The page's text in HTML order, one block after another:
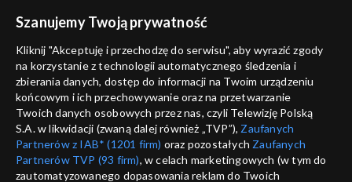
ANULUJ
informacje o dostawcy usług
Szanujemy Twoją prywatność
Kliknij "Akceptuję i przechodzę do serwisu", aby wyrazić zgody
na korzystanie z technologii automatycznego śledzenia i
zbierania danych, dostęp do informacji na Twoim urządzeniu
końcowym i ich przechowywanie oraz na przetwarzanie
Twoich danych osobowych przez nas, czyli Telewizję Polską
S.A. w likwidacji (zwaną dalej również „TVP”), Zaufanych
Partnerów z IAB* (1201 firm) oraz pozostałych Zaufanych
Partnerów TVP (93 firm), w celach marketingowych (w tym do
zautomatyzowanego dopasowania reklam do Twoich